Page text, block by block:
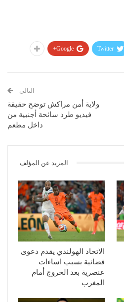
Twitter
Google+
التالي
ولاية أمن مراكش توضح حقيقة
فيديو طرد سائحة أجنبية من
داخل مطعم
المزيد عن المؤلف
الاتحاد الهولندي يقدم دعوى
قضائية بسبب اساءات
عنصرية بعد الخروج أمام
المغرب